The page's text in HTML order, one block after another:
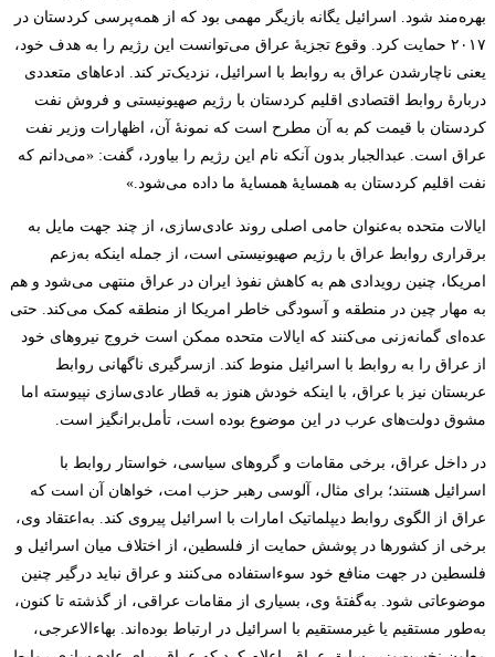
بهره‌مند شود. اسرائیل یگانه بازیگر مهمی بود که از همه‌پرسی کردستان در
۲۰۱۷ حمایت کرد. وقوع تجزیۀ عراق می‌توانست این رژیم را به هدف خود،
یعنی ناچار‌شدن عراق به روابط با اسرائیل، نزدیک‌تر کند. ادعاهای متعددی
دربارۀ روابط اقتصادی اقلیم کردستان با رژیم صهیونیستی و فروش نفت
کردستان با قیمت کم به آن مطرح است که نمونۀ آن، اظهارات وزیر نفت
عراق است. عبدالجبار بدون آنکه نام این رژیم را بیاورد، گفت: «می‌دانم که
نفت اقلیم کردستان به همسایۀ همسایۀ ما داده می‌شود.»
ایالات متحده به‌عنوان حامی اصلی روند عادی‌سازی، از چند جهت مایل به
برقراری روابط عراق با رژیم صهیونیستی است، از جمله اینکه به‌زعم
امریکا، چنین رویدادی هم به کاهش نفوذ ایران در عراق منتهی می‌شود و هم
به مهار چین در منطقه و آسودگی خاطر امریکا از منطقه کمک می‌کند. حتی
عده‌ای گمانه‌زنی می‌کنند که ایالات متحده ممکن است خروج نیروهای خود
از عراق را به روابط با اسرائیل منوط کند. ازسرگیری ناگهانی روابط
عربستان نیز با عراق، با اینکه خودش هنوز به قطار عادی‌سازی نپیوسته اما
مشوق دولت‌های عرب در این موضوع بوده است، تأمل‌برانگیز است.
در داخل عراق، برخی مقامات و گروهای سیاسی، خواستار روابط با
اسرائیل هستند؛ برای مثال، آلوسی رهبر حزب امت، خواهان آن است که
عراق از الگوی روابط دیپلماتیک امارات با اسرائیل پیروی کند. به‌اعتقاد وی،
برخی از کشورها در پوشش حمایت از فلسطین، از اختلاف میان اسرائیل و
فلسطین در جهت منافع خود سوءاستفاده می‌کنند و عراق نباید درگیر چنین
موضوعاتی شود. به‌گفتۀ وی، بسیاری از مقامات عراقی، از گذشته تا کنون،
به‌طور مستقیم یا غیرمستقیم با اسرائیل در ارتباط بوده‌اند. بهاءالاعرجی،